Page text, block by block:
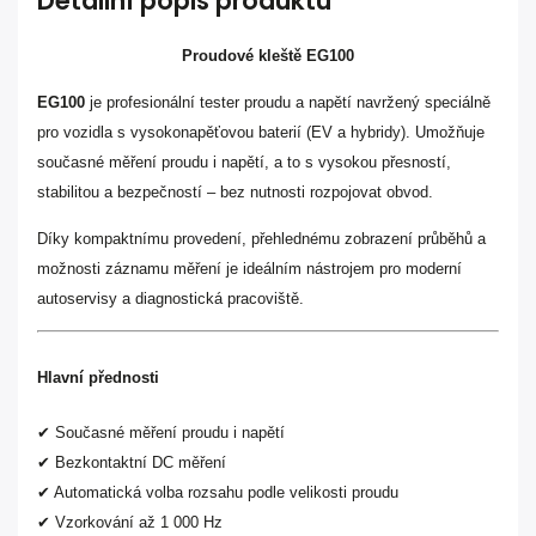
Proudové kleště EG100
EG100 je profesionální tester proudu a napětí navržený speciálně
pro vozidla s vysokonapěťovou baterií (EV a hybridy). Umožňuje
současné měření proudu i napětí, a to s vysokou přesností,
stabilitou a bezpečností – bez nutnosti rozpojovat obvod.
Díky kompaktnímu provedení, přehlednému zobrazení průběhů a
možnosti záznamu měření je ideálním nástrojem pro moderní
autoservisy a diagnostická pracoviště.
Hlavní přednosti
✔ Současné měření proudu i napětí
✔ Bezkontaktní DC měření
✔ Automatická volba rozsahu podle velikosti proudu
✔ Vzorkování až 1 000 Hz